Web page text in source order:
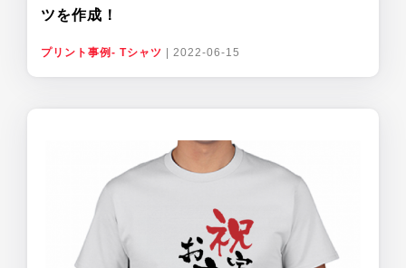
ツを作成！
プリント事例- Tシャツ 2022-06-15